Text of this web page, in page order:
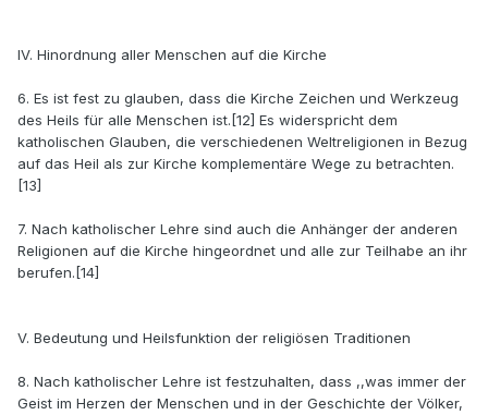
IV. Hinordnung aller Menschen auf die Kirche
6. Es ist fest zu glauben, dass die Kirche Zeichen und Werkzeug
des Heils für alle Menschen ist.[12] Es widerspricht dem
katholischen Glauben, die verschiedenen Weltreligionen in Bezug
auf das Heil als zur Kirche komplementäre Wege zu betrachten.
[13]
7. Nach katholischer Lehre sind auch die Anhänger der anderen
Religionen auf die Kirche hingeordnet und alle zur Teilhabe an ihr
berufen.[14]
V. Bedeutung und Heilsfunktion der religiösen Traditionen
8. Nach katholischer Lehre ist festzuhalten, dass ,,was immer der
Geist im Herzen der Menschen und in der Geschichte der Völker,